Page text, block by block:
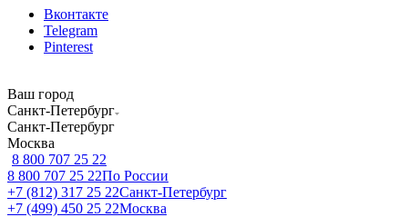
Вконтакте
Telegram
Pinterest
Ваш город
Санкт-Петербург
Санкт-Петербург
Москва
8 800 707 25 22
8 800 707 25 22По России
+7 (812) 317 25 22Санкт-Петербург
+7 (499) 450 25 22Москва